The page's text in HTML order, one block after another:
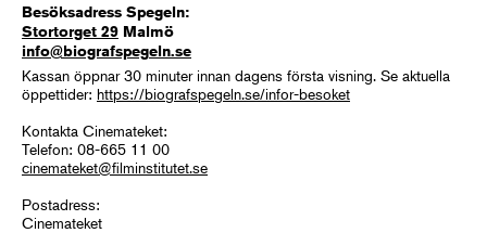
Besöksadress Spegeln:
Stortorget 29 Malmö
info@biografspegeln.se
Kassan öppnar 30 minuter innan dagens första visning. Se aktuella
öppettider: https://biografspegeln.se/infor-besoket
Kontakta Cinemateket:
Telefon: 08-665 11 00
cinemateket@filminstitutet.se
Postadress:
Cinemateket